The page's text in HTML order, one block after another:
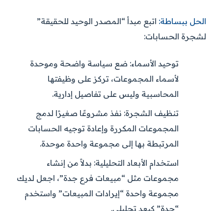
الحل ببساطة: اتبع مبدأ “المصدر الوحيد للحقيقة”
لشجرة الحسابات:
توحيد الأسماء: ضع سياسة واضحة وموحدة
لأسماء المجموعات، تركز على وظيفتها
المحاسبية وليس على تفاصيل إدارية.
تنظيف الشجرة: نفذ مشروعًا صغيرًا لدمج
المجموعات المكررة وإعادة توجيه الحسابات
المرتبطة بها إلى مجموعة واحدة موحدة.
استخدام الأبعاد التحليلية: بدلاً من إنشاء
مجموعات مثل “مبيعات فرع جدة”، اجعل لديك
مجموعة واحدة “إيرادات المبيعات” واستخدم
“جدة” كبعد تحليلي.